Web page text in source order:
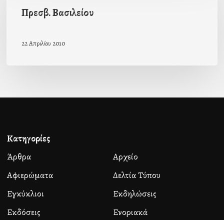
Πρεσβ. Βασιλείου
22 Απριλίου 2010
Κατηγορίες
Άρθρα
Αρχείο
Αφιερώματα
Δελτία Τύπου
Εγκύκλιοι
Εκδηλώσεις
Εκδόσεις
Ενοριακά